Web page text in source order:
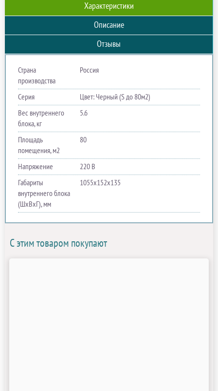
Характеристики
Описание
Отзывы
Страна
производства
Россия
Серия
Цвет: Черный (S до 80м2)
Вес внутреннего
блока, кг
5.6
Площадь
помещения, м2
80
Напряжение
220 В
Габариты
внутреннего блока
(ШхВхГ), мм
1055х152х135
С этим товаром покупают